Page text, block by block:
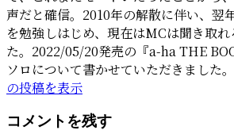
声だと確信。2010年の解散に伴い、翌
を勉強しはじめ、現在はMCは聞き取
た。2022/05/20発売の『a-ha THE
ソロについて書かせていただきました。
の投稿を表示
コメントを残す